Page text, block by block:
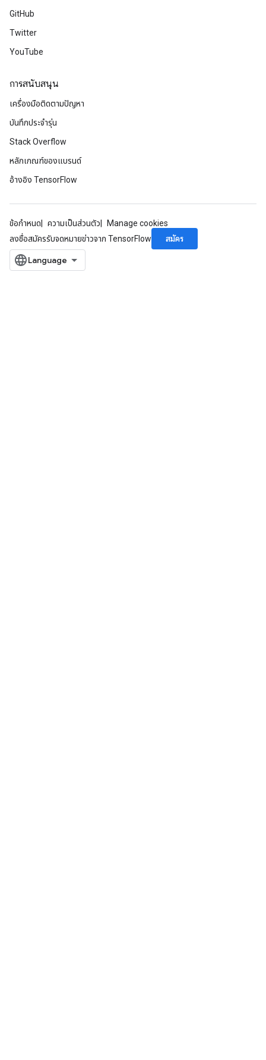
GitHub
Twitter
YouTube
การสนับสนุน
เครื่องมือติดตามปัญหา
บันทึกประจำรุ่น
Stack Overflow
หลักเกณฑ์ของแบรนด์
อ้างอิง TensorFlow
ข้อกำหนด ความเป็นส่วนตัว
Manage cookies
ลงชื่อสมัครรับจดหมายข่าวจาก TensorFlow
สมัคร